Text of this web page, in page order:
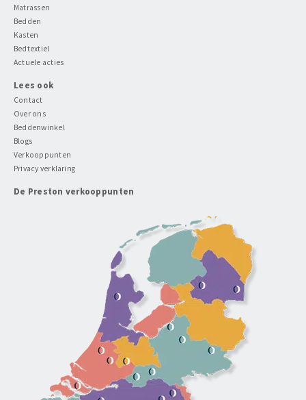
Matrassen
Bedden
Kasten
Bedtextiel
Actuele acties
Lees ook
Contact
Over ons
Beddenwinkel
Blogs
Verkooppunten
Privacy verklaring
De Preston verkooppunten